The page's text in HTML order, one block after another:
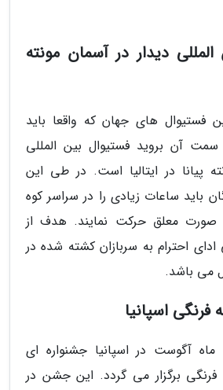
دیدار در آسمان مونته
فستیوال های جهان که واقعا باید
آن بروید فستیوال بین المللی
پیانا در ایتالیا است. در طی این
باید ساعات زیادی را در سراسر کوه
صورت معلق حرکت نمایند. هدف از
احترام به سربازان کشته شده در
می باشد.
ماه آگوست در اسپانیا جشنواره ای
برگزار می گردد. این جشن در